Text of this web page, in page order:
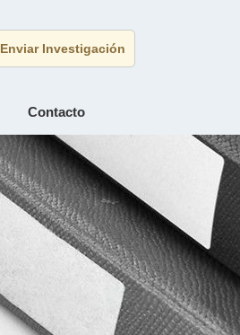
Enviar Investigación
Contacto